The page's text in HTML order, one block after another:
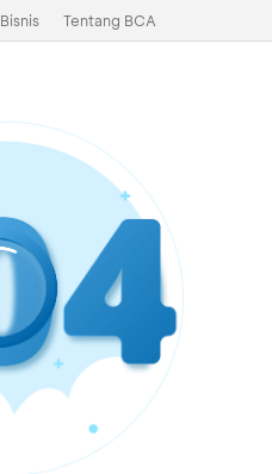
Bisnis Tentang BCA